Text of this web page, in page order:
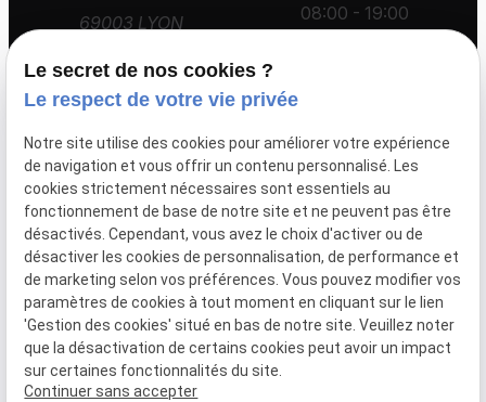
69003 LYON
08:00 - 19:00
Accueil Avocat Honoraires
Pland d'accès
Mentions légales
Politique de
confidentialité
Gestion
des
Plan du
site
SIRET :
43447331000093
Le secret de nos cookies ?
Le respect de votre vie privée
Notre site utilise des cookies pour améliorer votre expérience
de navigation et vous offrir un contenu personnalisé. Les
cookies strictement nécessaires sont essentiels au
fonctionnement de base de notre site et ne peuvent pas être
désactivés. Cependant, vous avez le choix d'activer ou de
désactiver les cookies de personnalisation, de performance et
de marketing selon vos préférences. Vous pouvez modifier vos
paramètres de cookies à tout moment en cliquant sur le lien
'Gestion des cookies' situé en bas de notre site. Veuillez noter
que la désactivation de certains cookies peut avoir un impact
sur certaines fonctionnalités du site.
Continuer sans accepter